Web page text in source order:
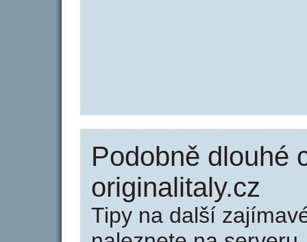
Podobně dlouhé
originalitaly.cz
Tipy na další